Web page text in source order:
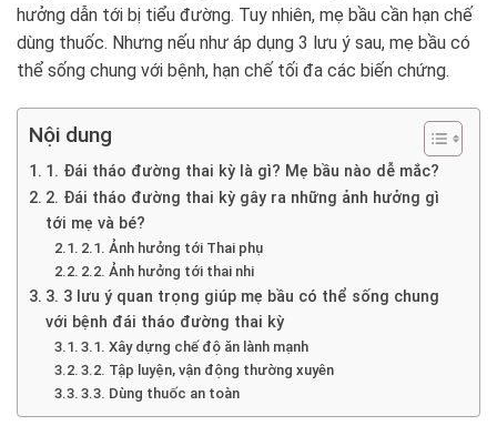
hưởng dẫn tới bị tiểu đường. Tuy nhiên, mẹ bầu cần hạn chế
dùng thuốc. Nhưng nếu như áp dụng 3 lưu ý sau, mẹ bầu có
thể sống chung với bệnh, hạn chế tối đa các biến chứng.
Nội dung
1. Đái tháo đường thai kỳ là gì? Mẹ bầu nào dễ mắc?
2. Đái tháo đường thai kỳ gây ra những ảnh hưởng gì
tới mẹ và bé?
2.1. Ảnh hưởng tới Thai phụ
2.2. Ảnh hưởng tới thai nhi
3. 3 lưu ý quan trọng giúp mẹ bầu có thể sống chung
với bệnh đái tháo đường thai kỳ
3.1. Xây dựng chế độ ăn lành mạnh
3.2. Tập luyện, vận động thường xuyên
3.3. Dùng thuốc an toàn